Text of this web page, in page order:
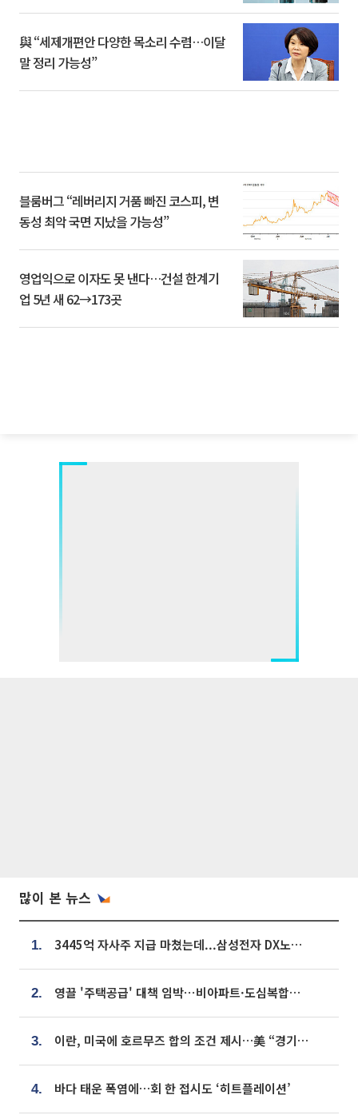
與 “세제개편안 다양한 목소리 수렴…이달
말 정리 가능성”
블룸버그 “레버리지 거품 빠진 코스피, 변
동성 최악 국면 지났을 가능성”
영업익으로 이자도 못 낸다…건설 한계기
업 5년 새 62→173곳
많이 본 뉴스
1. 3445억 자사주 지급 마쳤는데...삼성전자 DX노조, 뒤늦은 '떼쓰기 집회'
2. 영끌 '주택공급' 대책 임박⋯비아파트·도심복합까지 총동원
3. 이란, 미국에 호르무즈 합의 조건 제시…美 “경기 아직 안 끝나” [종합]
4. 바다 태운 폭염에…회 한 접시도 ‘히트플레이션’